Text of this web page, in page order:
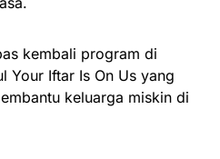
kembali program di
Your Iftar Is On Us yang
keluarga miskin di